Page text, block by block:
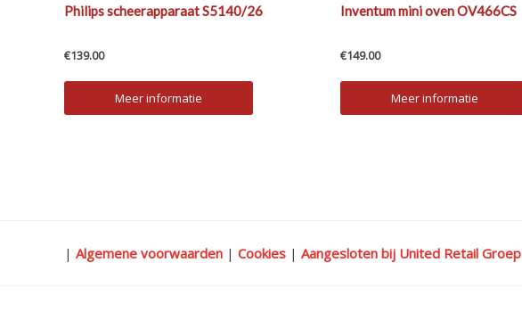
Philips scheerapparaat S5140/26
€139.00
Meer informatie
Inventum mini oven OV466CS
€149.00
Meer informatie
| Algemene voorwaarden | Cookies | Aangesloten bij United Retail Groep